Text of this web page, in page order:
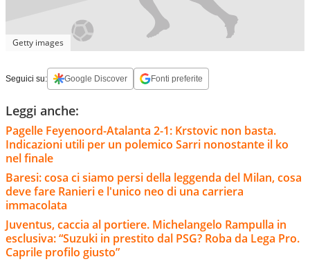
Getty images
Seguici su: Google Discover Fonti preferite
Leggi anche:
Pagelle Feyenoord-Atalanta 2-1: Krstovic non basta.
Indicazioni utili per un polemico Sarri nonostante il ko
nel finale
Baresi: cosa ci siamo persi della leggenda del Milan, cosa
deve fare Ranieri e l'unico neo di una carriera
immacolata
Juventus, caccia al portiere. Michelangelo Rampulla in
esclusiva: “Suzuki in prestito dal PSG? Roba da Lega Pro.
Caprile profilo giusto”